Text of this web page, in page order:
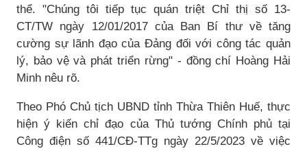
thể. "Chúng tôi tiếp tục quán triệt Chỉ thị số 13-
CT/TW ngày 12/01/2017 của Ban Bí thư về tăng
cường sự lãnh đạo của Đảng đối với công tác quản
lý, bảo vệ và phát triển rừng" - đồng chí Hoàng Hải
Minh nêu rõ.
Theo Phó Chủ tịch UBND tỉnh Thừa Thiên Huế, thực
hiện ý kiến chỉ đạo của Thủ tướng Chính phủ tại
Công điện số 441/CĐ-TTg ngày 22/5/2023 về việc